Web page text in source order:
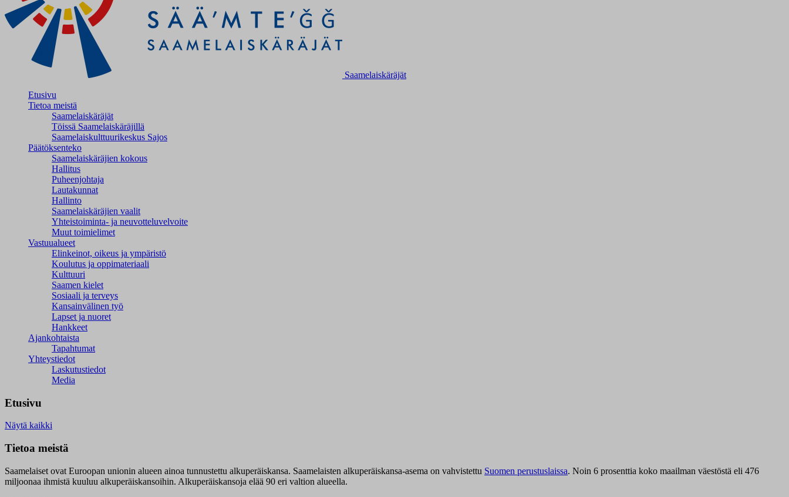
Saamelaiskäräjät
Etusivu
Tietoa meistä
Saamelaiskäräjät
Töissä Saamelaiskäräjillä
Saamelaiskulttuuri­keskus Sajos
Päätöksenteko
Saamelaiskäräjien kokous
Hallitus
Puheenjohtaja
Lautakunnat
Hallinto
Saamelaiskäräjien vaalit
Yhteistoiminta- ja neuvotteluvelvoite
Muut toimielimet
Vastuualueet
Elinkeinot, oikeus ja ympäristö
Koulutus ja oppimateriaali
Kulttuuri
Saamen kielet
Sosiaali ja terveys
Kansainvälinen työ
Lapset ja nuoret
Hankkeet
Ajankohtaista
Tapahtumat
Yhteystiedot
Laskutustiedot
Media
Etusivu
Näytä kaikki
Tietoa meistä
Saamelaiset ovat Euroopan unionin alueen ainoa tunnustettu alkuperäiskansa. Saamelaisten alkuperäiskansa-asema on vahvistettu Suomen perustuslaissa. Noin 6 prosenttia koko maailman väestöstä eli 476
miljoonaa ihmistä kuuluu alkuperäiskansoihin. Alkuperäiskansoja elää 90 eri valtion alueella.